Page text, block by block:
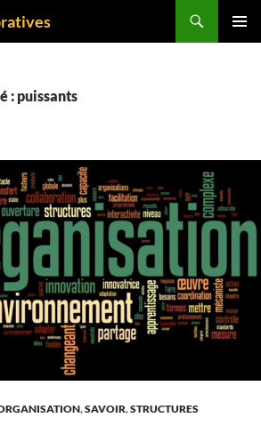
: puissants
,SAVOIR,STRUCTURES